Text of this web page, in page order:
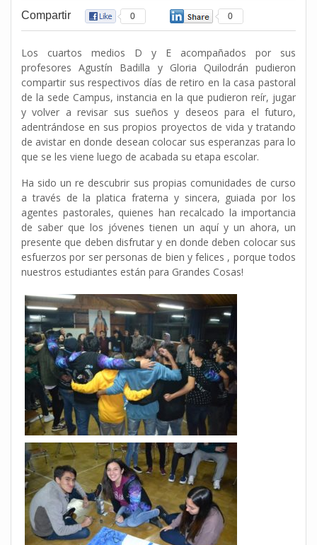
Compartir 0 0
Los cuartos medios D y E acompañados por sus
profesores Agustín Badilla y Gloria Quilodrán pudieron
compartir sus respectivos días de retiro en la casa pastoral
de la sede Campus, instancia en la que pudieron reír, jugar
y volver a revisar sus sueños y deseos para el futuro,
adentrándose en sus propios proyectos de vida y tratando
de avistar en donde desean colocar sus esperanzas para lo
que se les viene luego de acabada su etapa escolar.
Ha sido un re descubrir sus propias comunidades de curso
a través de la platica fraterna y sincera, guiada por los
agentes pastorales, quienes han recalcado la importancia
de saber que los jóvenes tienen un aquí y un ahora, un
presente que deben disfrutar y en donde deben colocar sus
esfuerzos por ser personas de bien y felices , porque todos
nuestros estudiantes están para Grandes Cosas!